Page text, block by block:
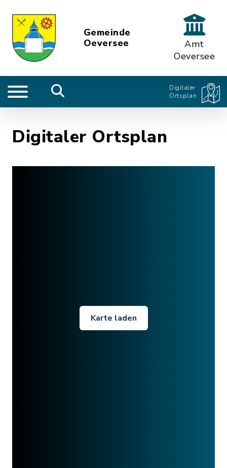
Gemeinde
Oeversee
Amt
Oeversee
Digitaler
Ortsplan
Digitaler Ortsplan
Karte laden